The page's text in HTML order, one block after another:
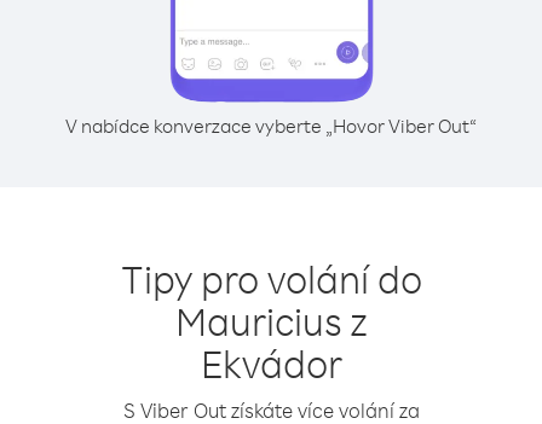
V nabídce konverzace vyberte „Hovor Viber Out“
Tipy pro volání do
Mauricius z
Ekvádor
S Viber Out získáte více volání za